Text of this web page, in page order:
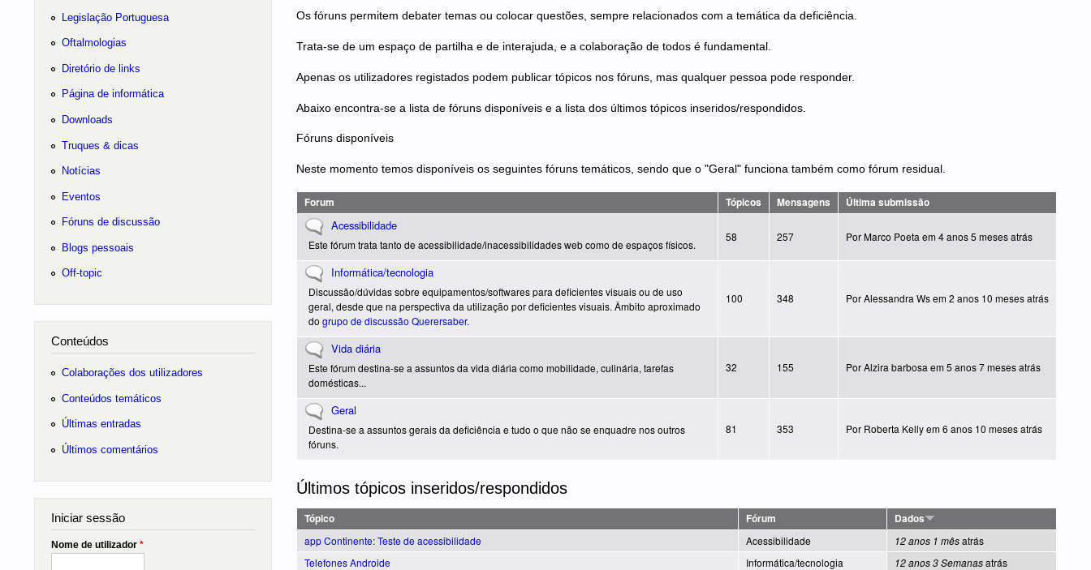
Os fóruns permitem debater temas ou colocar questões, sempre relacionados com a temática da deficiência.
Trata-se de um espaço de partilha e de interajuda, e a colaboração de todos é fundamental.
Apenas os utilizadores registados podem publicar tópicos nos fóruns, mas qualquer pessoa pode responder.
Abaixo encontra-se a lista de fóruns disponíveis e a lista dos últimos tópicos inseridos/respondidos.
Fóruns disponíveis
Neste momento temos disponíveis os seguintes fóruns temáticos, sendo que o "Geral" funciona também como fórum residual.
Forum Tópicos Mensagens
Última submissão
Não existem novos artigos
Acessibilidade
Este fórum trata tanto de acessibilidade/inacessibilidades web como de espaços físicos.
58 257 PorMarco Poeta em 4 anos 5 meses atrás
Não existem novos artigos
Informática/tecnologia
Discussão/dúvidas sobre equipamentos/softwares para deficientes visuais ou de uso
geral, desde que na perspectiva da utilização por deficientes visuais. Âmbito aproximado
dogrupo de discussão Querersaber.
100 348 PorAlessandra Wsem 2 anos 10 meses atrás
Não existem novos artigos
Vida diária
Este fórum destina-se a assuntos da vida diária como mobilidade, culinária, tarefas
domésticas...
32 155 PorAlzira barbosa em 5 anos 7 meses atrás
Não existem novos artigos
Geral
Destina-se a assuntos gerais da deficiência e tudo o que não se enquadre nos outros
fóruns.
81 353 Por Roberta Kellyem 6 anos 10 meses atrás
Últimos tópicos inseridos/respondidos
Tópico Fórum
Dados
app Continente: Teste de acessibilidade
Acessibilidade 12 anos 1 mêsatrás
Telefones Androide
Informática/tecnologia 12 anos 3 Semanasatrás
Legislação Portuguesa
Oftalmologias
Diretório de links
Página de informática
Downloads
Truques & dicas
Notícias
Eventos
Fóruns de discussão
Blogs pessoais
Off-topic
Conteúdos
Colaborações dos utilizadores
Conteúdos temáticos
Últimas entradas
Últimos comentários
Iniciar sessão
Nome de utilizador *